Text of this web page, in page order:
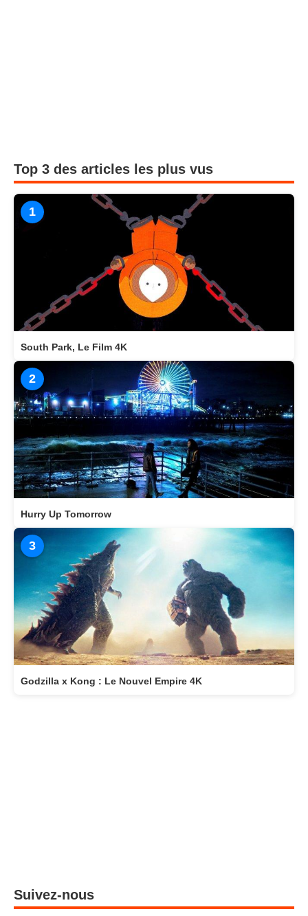
Top 3 des articles les plus vus
1
South Park, Le Film 4K
2
Hurry Up Tomorrow
3
Godzilla x Kong : Le Nouvel Empire 4K
Suivez-nous